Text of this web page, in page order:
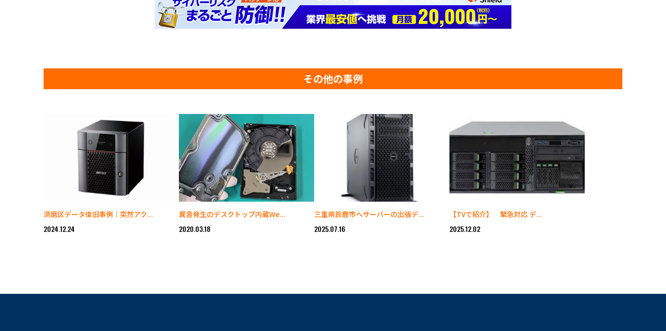
その他の事例
須磨区データ復旧事例｜突然アク...
2024.12.24
異音発生のデスクトップ内蔵We...
2020.03.18
三重県鈴鹿市へサーバーの出張デ...
2025.07.16
【TVで紹介】 緊急対応 デ...
2025.12.02